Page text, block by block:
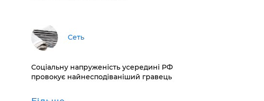
Сеть
Соціальну напруженість усередині РФ
провокує найнесподіваніший гравець